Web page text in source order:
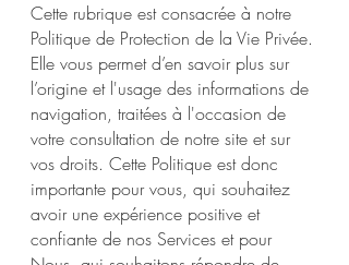
Cette rubrique est consacrée à notre
Politique de Protection de la Vie Privée.
Elle vous permet d’en savoir plus sur
l’origine et l'usage des informations de
navigation, traitées à l'occasion de
votre consultation de notre site et sur
vos droits. Cette Politique est donc
importante pour vous, qui souhaitez
avoir une expérience positive et
confiante de nos Services et pour